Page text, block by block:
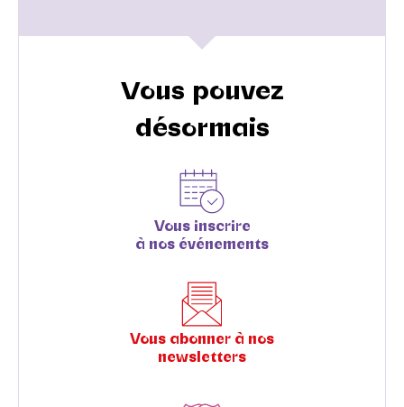
Vous pouvez
désormais
Vous inscrire
à nos événements
Vous abonner à nos
newsletters